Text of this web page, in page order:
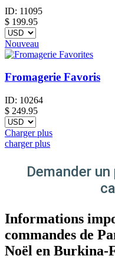
ID: 11095
$ 199.95
Nouveau
Fromagerie Favoris
ID: 10264
$ 249.95
Charger plus
charger plus
Demander
Informations
commandes de
Noël en Burkina-